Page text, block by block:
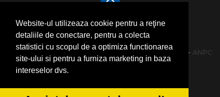
Website-ul utilizeaza cookie pentru a reţine
detaliile de conectare, pentru a colecta
statistici cu scopul de a optimiza functionarea
site-ului si pentru a furniza marketing in baza
intereselor dvs.
HVP - Hoteluri Vile Pensiuni
© 2014-2026 Powered byVilonMedia&TekaBility - ANPC
SOL